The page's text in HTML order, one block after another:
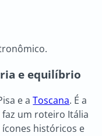
e equilíbrio
e aToscana. É a
um roteiro Itália
históricos e